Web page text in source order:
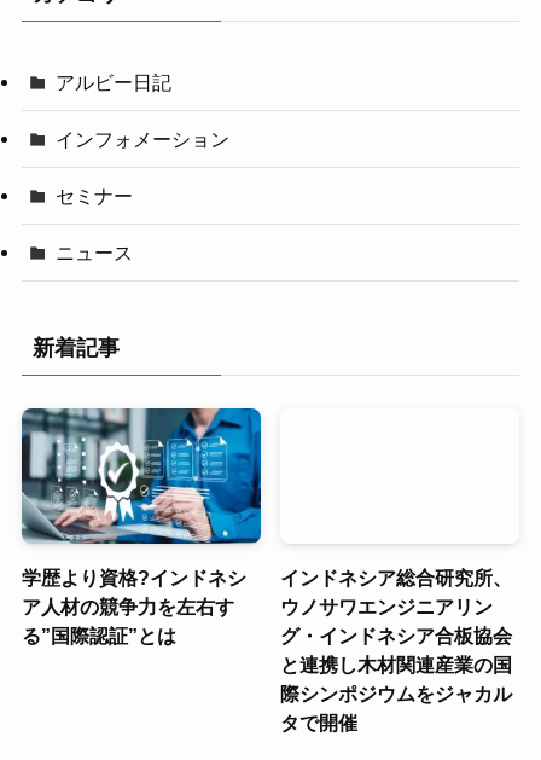
アルビー日記
インフォメーション
セミナー
ニュース
新着記事
学歴より資格?インドネシ
ア人材の競争力を左右す
る”国際認証”とは
インドネシア総合研究所、
ウノサワエンジニアリン
グ・インドネシア合板協会
と連携し木材関連産業の国
際シンポジウムをジャカル
タで開催